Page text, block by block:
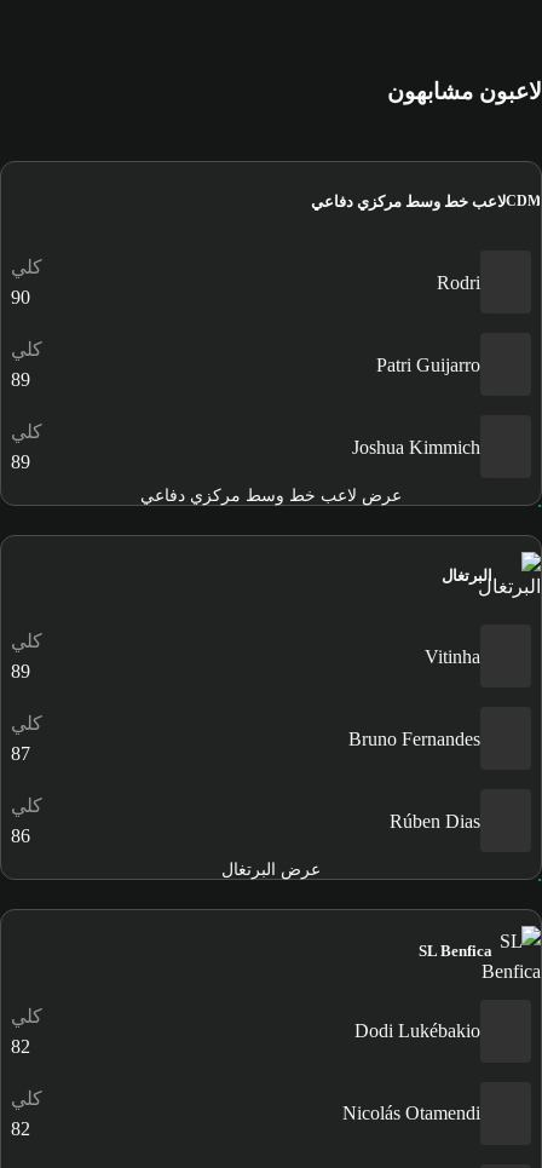
لاعبون مشابهون
CDMلاعب خط وسط مركزي دفاعي
Rodri
كلي
90
Patri Guijarro
كلي
89
Joshua Kimmich
كلي
89
عرض لاعب خط وسط مركزي دفاعي
البرتغال
Vitinha
كلي
89
Bruno Fernandes
كلي
87
Rúben Dias
كلي
86
عرض البرتغال
SL Benfica
Dodi Lukébakio
كلي
82
Nicolás Otamendi
كلي
82